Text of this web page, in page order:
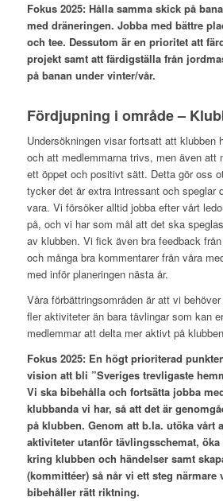
Fokus 2025: Hålla samma skick på
med dräneringen. Jobba med bättre
och tee. Dessutom är en prioritet att
projekt samt att färdigställa från
på banan under vinter/vår.
Fördjupning i område –
Undersökningen visar fortsatt att klubben
och att medlemmarna trivs, men även att
ett öppet och positivt sätt. Detta gör oss
tycker det är extra intressant och speglar
vara. Vi försöker alltid jobba efter vårt
på, och vi har som mål att det ska
av klubben. Vi fick även bra feedback
och många bra kommentarer från våra
med inför planeringen nästa år.
Våra förbättringsområden är att vi
fler aktiviteter än bara tävlingar som kan
medlemmar att delta mer aktivt på
Fokus 2025: En högt prioriterad
vision att bli ”Sveriges trevligaste
Vi ska bibehålla och fortsätta jobba
klubbanda vi har, så att det är
på klubben. Genom att b.la. utöka vårt
aktiviteter utanför tävlingsschemat,
kring klubben och händelser samt
(kommittéer) så når vi ett steg närmare
bibehåller rätt riktning.